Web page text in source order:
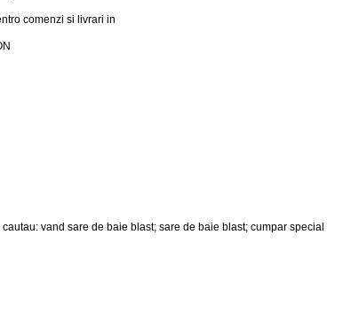
comenzi si livrari in
vand sare de baie blast; sare de baie blast; cumpar special